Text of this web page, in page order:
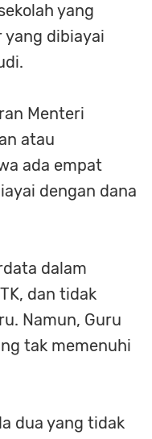
yang
dibiayai
Menteri
atau
ada empat
dengan dana
dalam
dan tidak
Namun, Guru
tak memenuhi
dua yang tidak